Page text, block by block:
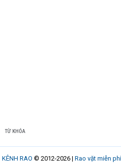
TỪ KHÓA
KÊNH RAO © 2012-2026 | Rao vặt miễn phí